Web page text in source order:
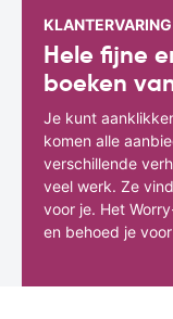
KLANTERVARING
Hele fijne
boeken
Je kunt
komen alle
verschillende
veel werk. Ze
voor je. Het
en behoed je